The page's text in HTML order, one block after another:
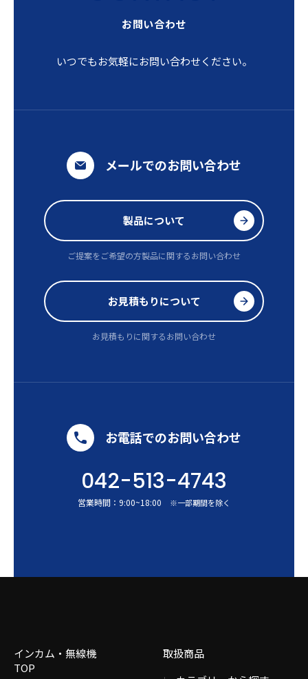
お問い合わせ
いつでもお気軽にお問い合わせください。
メールでのお問い合わせ
製品について
ご提案をご希望の方製品に関するお問い合わせ
お見積もりについて
お見積もりに関するお問い合わせ
お電話でのお問い合わせ
042-513-4743
営業時間： 9:00~18:00 ※一部期間を除く
インカム・無線機
TOP
取扱商品